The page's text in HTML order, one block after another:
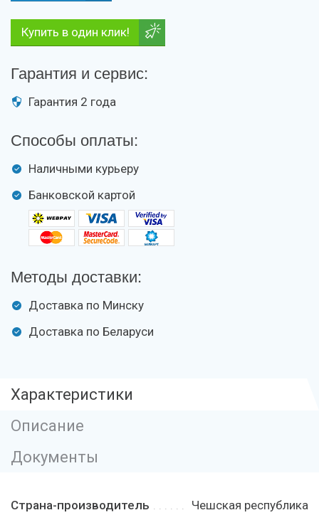
Купить в один клик!
Гарантия и сервис:
Гарантия 2 года
Способы оплаты:
Наличными курьеру
Банковской картой
Методы доставки:
Доставка по Минску
Доставка по Беларуси
Характеристики
Описание
Документы
Страна-производитель
Чешская республика